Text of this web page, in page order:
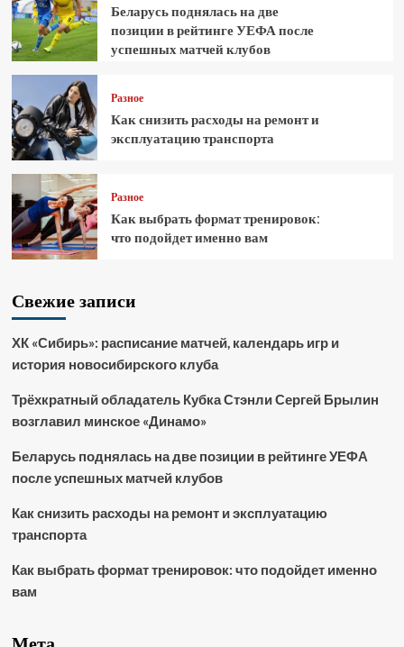
Беларусь поднялась на две
позиции в рейтинге УЕФА после
успешных матчей клубов
Разное
Как снизить расходы на ремонт и
эксплуатацию транспорта
Разное
Как выбрать формат тренировок:
что подойдет именно вам
Свежие записи
ХК «Сибирь»: расписание матчей, календарь игр и
история новосибирского клуба
Трёхкратный обладатель Кубка Стэнли Сергей Брылин
возглавил минское «Динамо»
Беларусь поднялась на две позиции в рейтинге УЕФА
после успешных матчей клубов
Как снизить расходы на ремонт и эксплуатацию
транспорта
Как выбрать формат тренировок: что подойдет именно
вам